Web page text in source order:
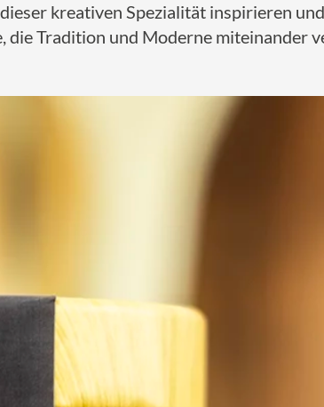
kreativen Spezialität inspirieren
Tradition und Moderne miteinander